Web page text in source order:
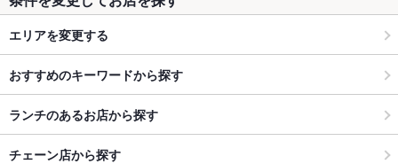
エリアを変更する
おすすめのキーワードから探す
ランチのあるお店から探す
チェーン店から探す